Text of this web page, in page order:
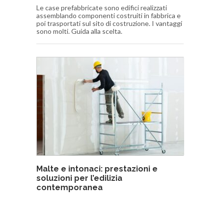
Le case prefabbricate sono edifici realizzati
assemblando componenti costruiti in fabbrica e
poi trasportati sul sito di costruzione. I vantaggi
sono molti. Guida alla scelta.
Malte e intonaci: prestazioni e
soluzioni per l’edilizia
contemporanea